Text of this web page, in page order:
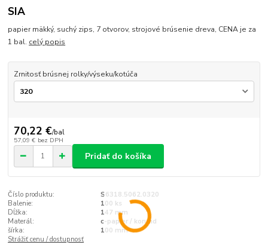
SIA
papier mäkký, suchý zips, 7 otvorov, strojové brúsenie dreva, CENA je za
1 bal. celý popis
Zrnitosť brúsnej rolky/výseku/kotúča
70,22 €/bal
57,09 € bez DPH
Pridať do košíka
Číslo produktu:
S6318.5062.0320
Balenie:
100 ks
Dĺžka:
147 mm
Materál:
c-papier / korund
šírka:
100 mm
Strážiť cenu / dostupnosť